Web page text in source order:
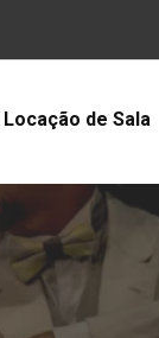
Locação de Sala